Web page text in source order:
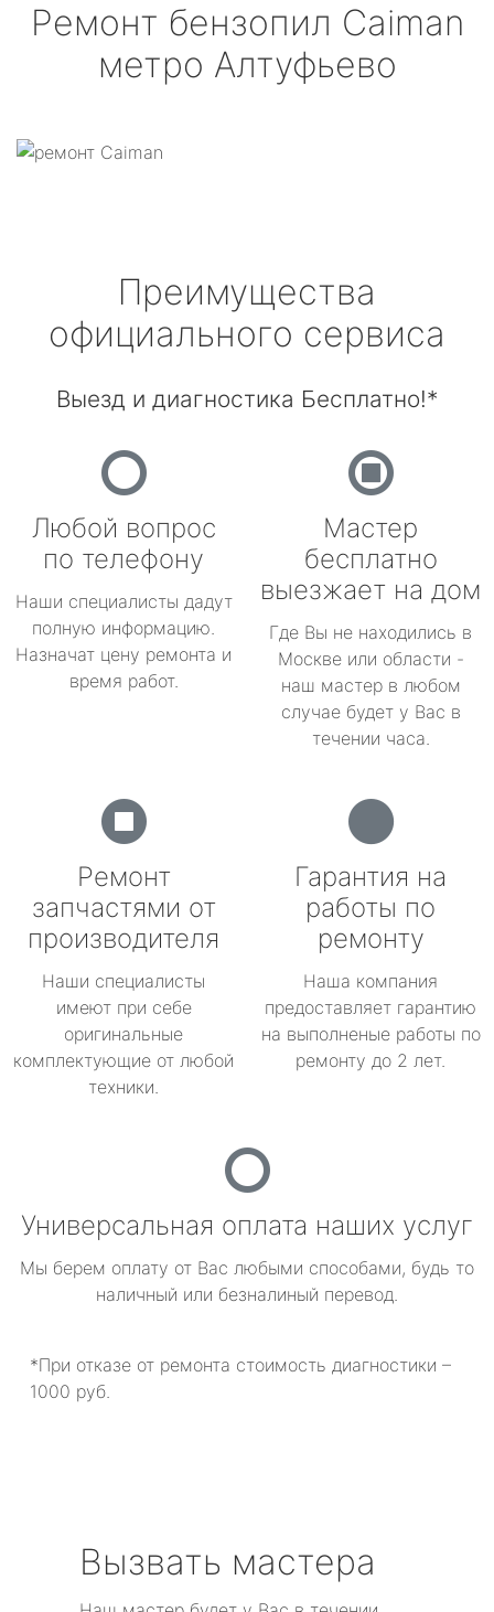
Ремонт бензопил Caiman
метро Алтуфьево
Преимущества
официального сервиса
Выезд и диагностика Бесплатно!*
Любой вопрос
по телефону
Наши специалисты дадут
полную информацию.
Назначат цену ремонта и
время работ.
Мастер
бесплатно
выезжает на дом
Где Вы не находились в
Москве или области -
наш мастер в любом
случае будет у Вас в
течении часа.
Ремонт
запчастями от
производителя
Наши специалисты
имеют при себе
оригинальные
комплектующие от любой
техники.
Гарантия на
работы по
ремонту
Наша компания
предоставляет гарантию
на выполненые работы по
ремонту до 2 лет.
Универсальная оплата наших услуг
Мы берем оплату от Вас любыми способами, будь то
наличный или безналиный перевод.
*При отказе от ремонта стоимость диагностики –
1000 руб.
Вызвать мастера